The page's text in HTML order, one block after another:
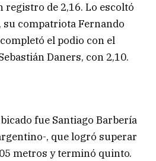
de 2,16. Lo escoltó
su compatriota Fernando
el podio con el
Daners, con 2,10.
fue Santiago Barbería
, que logró superar
metros y terminó quinto.